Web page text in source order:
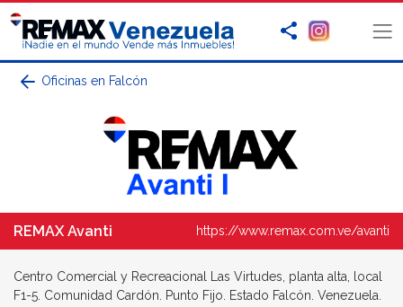
Oficinas en Falcón
REMAX Avanti https://www.remax.com.ve/avanti
Centro Comercial y Recreacional Las Virtudes, planta alta, local
F1-5. Comunidad Cardón. Punto Fijo. Estado Falcón. Venezuela.